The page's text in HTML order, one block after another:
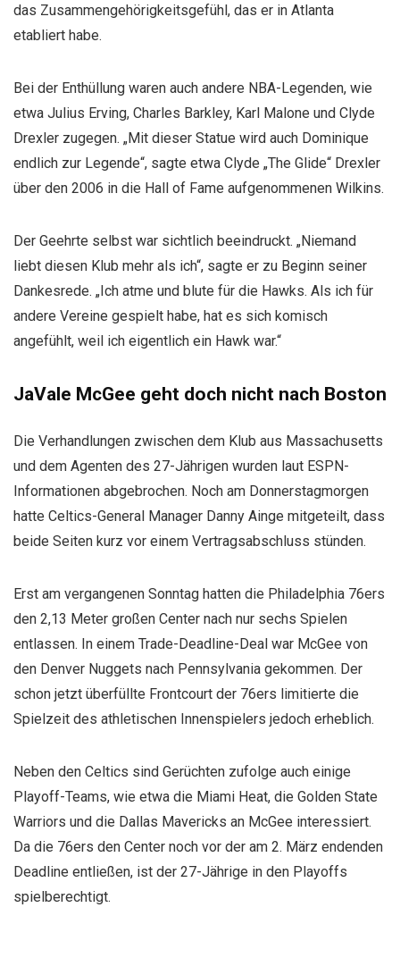
das Zusammengehörigkeitsgefühl, das er in Atlanta
etabliert habe.
Bei der Enthüllung waren auch andere NBA-Legenden, wie
etwa Julius Erving, Charles Barkley, Karl Malone und Clyde
Drexler zugegen. „Mit dieser Statue wird auch Dominique
endlich zur Legende“, sagte etwa Clyde „The Glide“ Drexler
über den 2006 in die Hall of Fame aufgenommenen Wilkins.
Der Geehrte selbst war sichtlich beeindruckt. „Niemand
liebt diesen Klub mehr als ich“, sagte er zu Beginn seiner
Dankesrede. „Ich atme und blute für die Hawks. Als ich für
andere Vereine gespielt habe, hat es sich komisch
angefühlt, weil ich eigentlich ein Hawk war.“
JaVale McGee geht doch nicht nach Boston
Die Verhandlungen zwischen dem Klub aus Massachusetts
und dem Agenten des 27-Jährigen wurden laut ESPN-
Informationen abgebrochen. Noch am Donnerstagmorgen
hatte Celtics-General Manager Danny Ainge mitgeteilt, dass
beide Seiten kurz vor einem Vertragsabschluss stünden.
Erst am vergangenen Sonntag hatten die Philadelphia 76ers
den 2,13 Meter großen Center nach nur sechs Spielen
entlassen. In einem Trade-Deadline-Deal war McGee von
den Denver Nuggets nach Pennsylvania gekommen. Der
schon jetzt überfüllte Frontcourt der 76ers limitierte die
Spielzeit des athletischen Innenspielers jedoch erheblich.
Neben den Celtics sind Gerüchten zufolge auch einige
Playoff-Teams, wie etwa die Miami Heat, die Golden State
Warriors und die Dallas Mavericks an McGee interessiert.
Da die 76ers den Center noch vor der am 2. März endenden
Deadline entließen, ist der 27-Jährige in den Playoffs
spielberechtigt.